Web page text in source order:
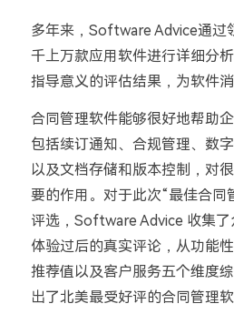
多年来，Software Advice通过
千上万款应用软件进行详细分
指导意义的评估结果，为软件
合同管理软件能够很好地帮助
包括续订通知、合规管理、数
以及文档存储和版本控制，对
要的作用。 对于此次“最佳合同
评选， Software Advice 收集
体验过后的真实评论，从功能
推荐值以及客户服务五个维度
出了北美最受好评的合同管理软